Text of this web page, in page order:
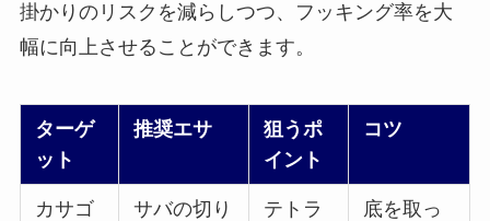
掛かりのリスクを減らしつつ、フッキング率を大
幅に向上させることができます。
ターゲ
ット
推奨エサ
狙うポ
イント
コツ
カサゴ
サバの切り
テトラ
底を取っ